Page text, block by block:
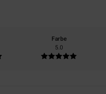
Farbe
5.0